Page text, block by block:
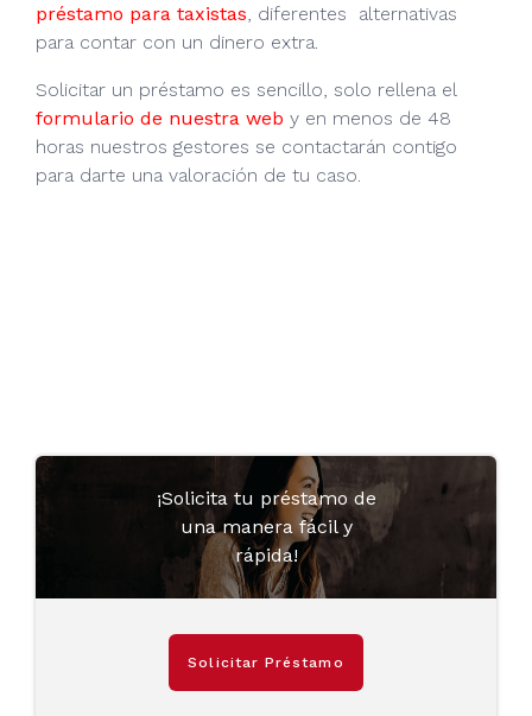
préstamo para taxistas , diferentes alternativas
para contar con un dinero extra.
Solicitar un préstamo es sencillo, solo rellena el
formulario de nuestra web y en menos de 48
horas nuestros gestores se contactarán contigo
para darte una valoración de tu caso.
¡Solicita tu préstamo de
una manera fácil y
rápida!
Solicitar Préstamo